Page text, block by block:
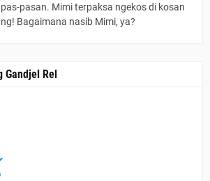
pasan. Mimi terpaksa ngekos di kosan
Bagaimana nasib Mimi, ya?
Gandjel Rel